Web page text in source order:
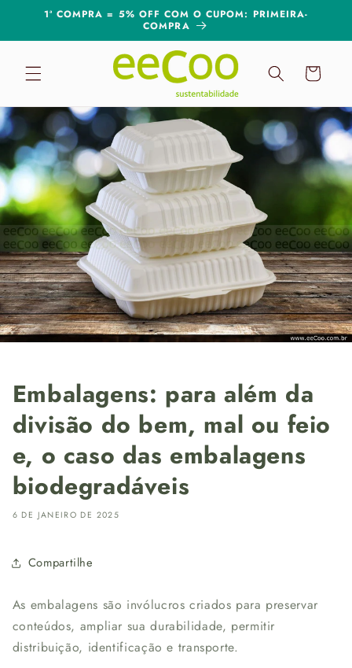
para o
1ª COMPRA = 5% OFF COM O CUPOM: PRIMEIRA-
COMPRA
Carrinho
Embalagens: para além da
divisão do bem, mal ou feio
e, o caso das embalagens
biodegradáveis
6 DE JANEIRO DE 2025
Compartilhe
As embalagens são invólucros criados para preservar
conteúdos, ampliar sua durabilidade, permitir
distribuição, identificação e transporte.